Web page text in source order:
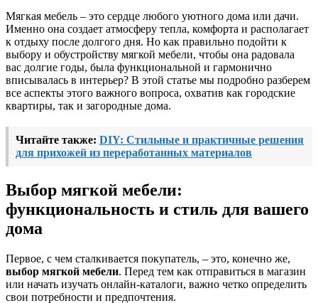
Мягкая мебель – это сердце любого уютного дома или дачи.
Именно она создает атмосферу тепла, комфорта и располагает
к отдыху после долгого дня. Но как правильно подойти к
выбору и обустройству мягкой мебели, чтобы она радовала
вас долгие годы, была функциональной и гармонично
вписывалась в интерьер? В этой статье мы подробно разберем
все аспекты этого важного вопроса, охватив как городские
квартиры, так и загородные дома.
Читайте также: DIY: Стильные и практичные решения
для прихожей из переработанных материалов
Выбор мягкой мебели:
функциональность и стиль для вашего
дома
Первое, с чем сталкивается покупатель, – это, конечно же,
выбор мягкой мебели. Перед тем как отправиться в магазин
или начать изучать онлайн-каталоги, важно четко определить
свои потребности и предпочтения.